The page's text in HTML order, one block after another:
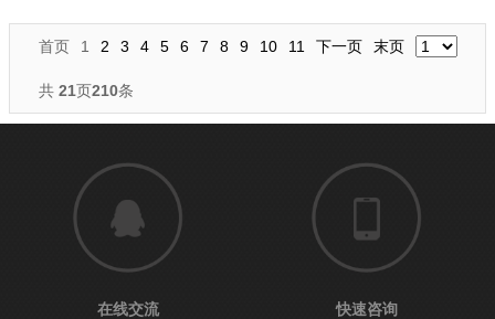
首页 1 2 3 4 5 6 7 8 9 10 11 下一页 末页
共 21页210条
在线交流 快速咨询